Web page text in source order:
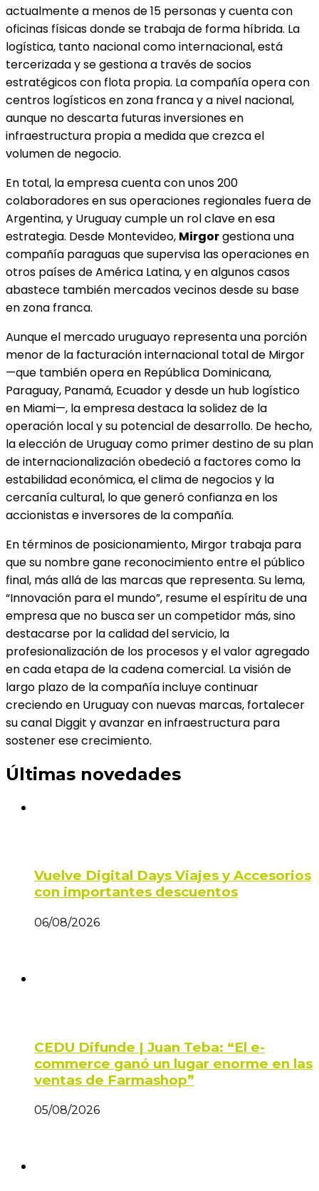
actualmente a menos de 15 personas y cuenta con
oficinas físicas donde se trabaja de forma híbrida. La
logística, tanto nacional como internacional, está
tercerizada y se gestiona a través de socios
estratégicos con flota propia. La compañía opera con
centros logísticos en zona franca y a nivel nacional,
aunque no descarta futuras inversiones en
infraestructura propia a medida que crezca el
volumen de negocio.
En total, la empresa cuenta con unos 200
colaboradores en sus operaciones regionales fuera de
Argentina, y Uruguay cumple un rol clave en esa
estrategia. Desde Montevideo, Mirgorgestiona una
compañía paraguas que supervisa las operaciones en
otros países de América Latina, y en algunos casos
abastece también mercados vecinos desde su base
en zona franca.
Aunque el mercado uruguayo representa una porción
menor de la facturación internacional total de Mirgor
—que también opera en República Dominicana,
Paraguay, Panamá, Ecuador y desde un hub logístico
en Miami—, la empresa destaca la solidez de la
operación local y su potencial de desarrollo. De hecho,
la elección de Uruguay como primer destino de su plan
de internacionalización obedeció a factores como la
estabilidad económica, el clima de negocios y la
cercanía cultural, lo que generó confianza en los
accionistas e inversores de la compañía.
En términos de posicionamiento, Mirgor trabaja para
que su nombre gane reconocimiento entre el público
final, más allá de las marcas que representa. Su lema,
“Innovación para el mundo”, resume el espíritu de una
empresa que no busca ser un competidor más, sino
destacarse por la calidad del servicio, la
profesionalización de los procesos y el valor agregado
en cada etapa de la cadena comercial. La visión de
largo plazo de la compañía incluye continuar
creciendo en Uruguay con nuevas marcas, fortalecer
su canal Diggit y avanzar en infraestructura para
sostener ese crecimiento.
Últimas novedades
Vuelve Digital Days Viajes y Accesorios
con importantes descuentos
06/08/2026
CEDU Difunde | Juan Teba: “El e-
commerce ganó un lugar enorme en las
ventas de Farmashop”
05/08/2026